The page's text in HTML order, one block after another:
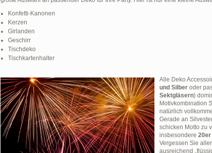
Konfetti-Kanonen
Kerzen
Girlanden
Geschirr
Tischdeko
Tischkartenhalter
Alle Deko
und Silber oder
Sektgläsern)
Motivkombination
natürlich
Gerade an
schicken Motto zu
insbesondere 20er
Vergessen Sie
ausreichend